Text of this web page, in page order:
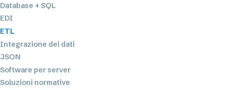
Database + SQL
EDI
ETL
Integrazione dei dati
JSON
Software per server
Soluzioni normative